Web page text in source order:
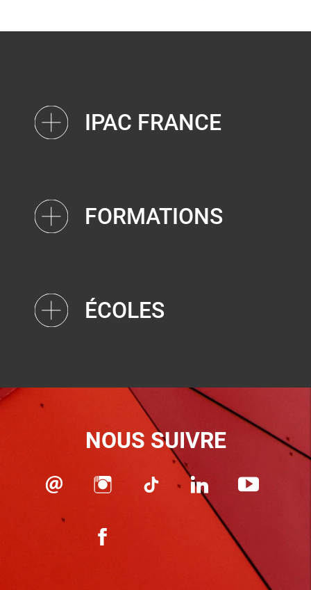
IPAC FRANCE
FORMATIONS
ÉCOLES
NOUS SUIVRE